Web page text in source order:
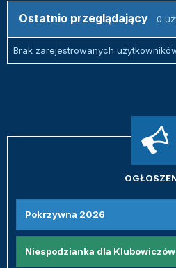
Ostatnio przeglądający 0
Brak zarejestrowanych
Pokrzywna 2026
Niespodzianka dla Klubowiczów